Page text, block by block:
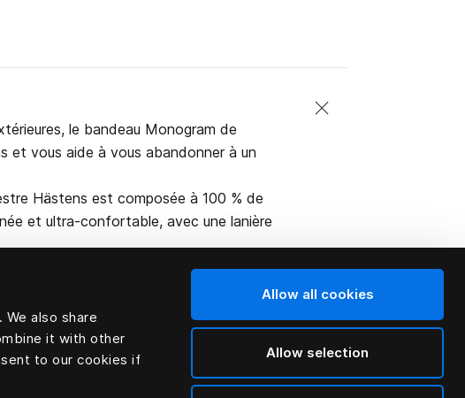
also share
it with other
to our cookies if
Allow all cookies
Allow selection
le bandeau Monogram de
et vous aide à vous abandonner à un
Hästens est composée à 100 % de
et ultra-confortable, avec une lanière